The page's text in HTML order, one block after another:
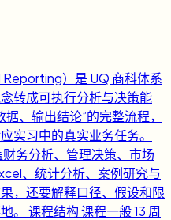
）是 UQ 商科体系
转成可执行分析与决策能
、输出结论”的完整流程，
实习中的真实业务任务。
务分析、管理决策、市场
、统计分析、案例研究与
，还要解释口径、假设和限
。 课程结构 课程一般 13 周